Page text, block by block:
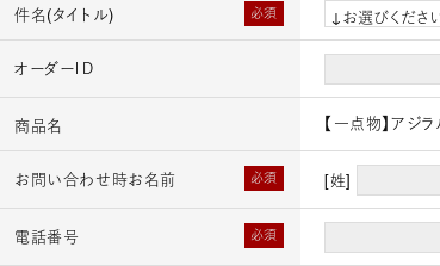
必須
件名(タイトル)
オーダーＩＤ
商品名 【一点物】アジ
必須
お問い合わせ時お名前 [姓]
必須
電話番号